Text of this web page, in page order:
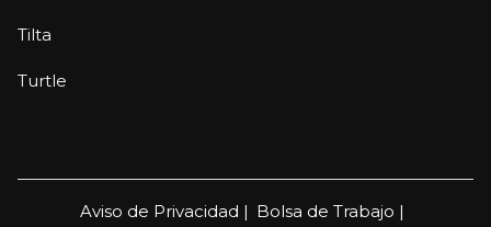
Tilta
Turtle
Aviso de Privacidad | Bolsa de Trabajo |